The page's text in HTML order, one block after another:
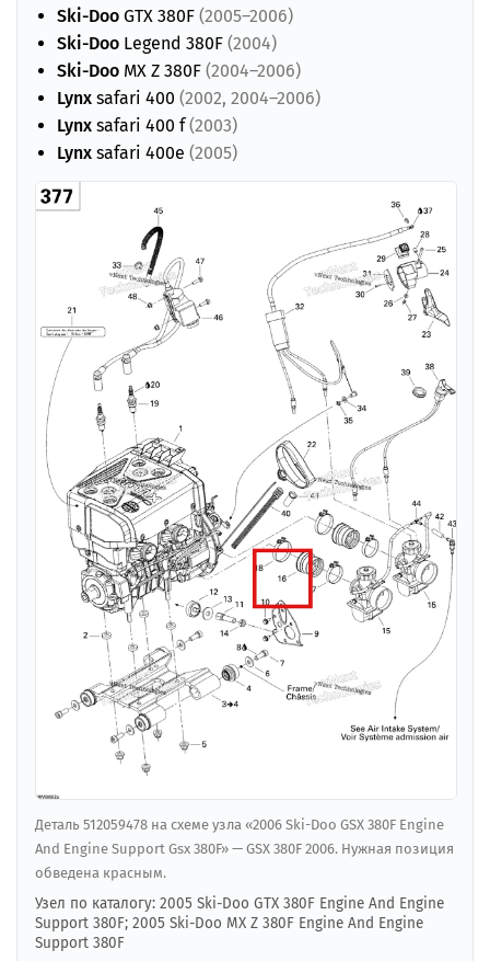
Ski-Doo GTX 380F (2005–2006)
Ski-Doo Legend 380F (2004)
Ski-Doo MX Z 380F (2004–2006)
Lynx safari 400 (2002, 2004–2006)
Lynx safari 400 f(2003)
Lynx safari 400e (2005)
Деталь 512059478 на схеме узла «2006 Ski-Doo GSX 380F Engine
And Engine Support Gsx 380F» — GSX 380F 2006. Нужная позиция
обведена красным.
Узел по каталогу: 2005 Ski-Doo GTX 380F Engine And Engine
Support 380F; 2005 Ski-Doo MX Z 380F Engine And Engine
Support 380F